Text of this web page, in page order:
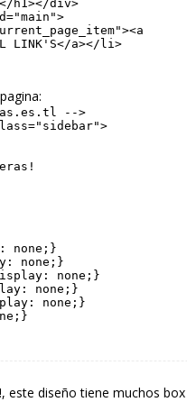
este diseño tiene muchos